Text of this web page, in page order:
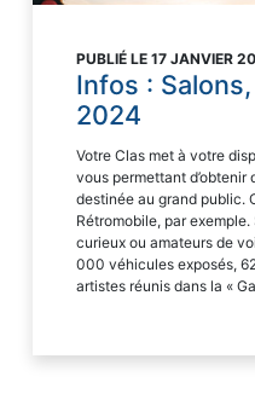
PUBLIÉ LE 17 JANVIER
Infos :
2024
Votre Clas met à votre
vous permettant
destinée au grand public.
Rétromobile, par
curieux ou amateurs de
000 véhicules exposés,
artistes réunis dans la «